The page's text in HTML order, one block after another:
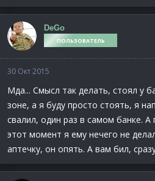
DeGo
ПОЛЬЗОВАТЕЛЬ
30 Окт 2015
Мда... Смысл так делать, стоял у
зоне, а я буду просто стоять, я
свалил, один раз в самом банке.
этот момент я ему нечего не
аптечку, он опять. А вам бил,